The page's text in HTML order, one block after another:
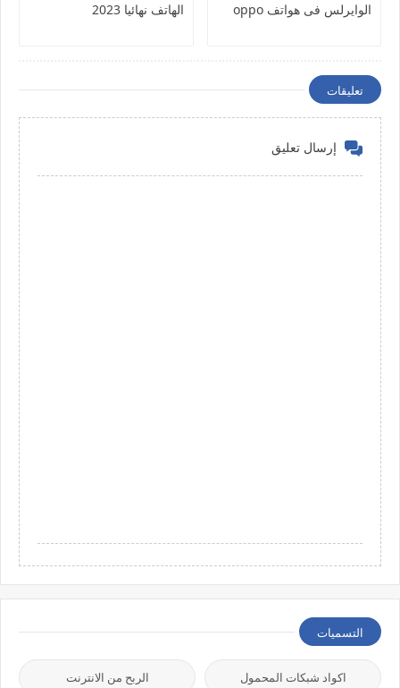
الوايرلس فى هواتف oppo
الهاتف نهائيا 2023
تعليقات
إرسال تعليق
التسميات
اكواد شبكات المحمول الربح من الانترنت